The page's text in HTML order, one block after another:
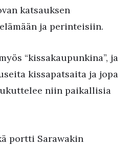
katsauksen
ja perinteisiin.
“kissakaupunkina”, ja
kissapatsaita ja jopa
niin paikallisia
portti Sarawakin